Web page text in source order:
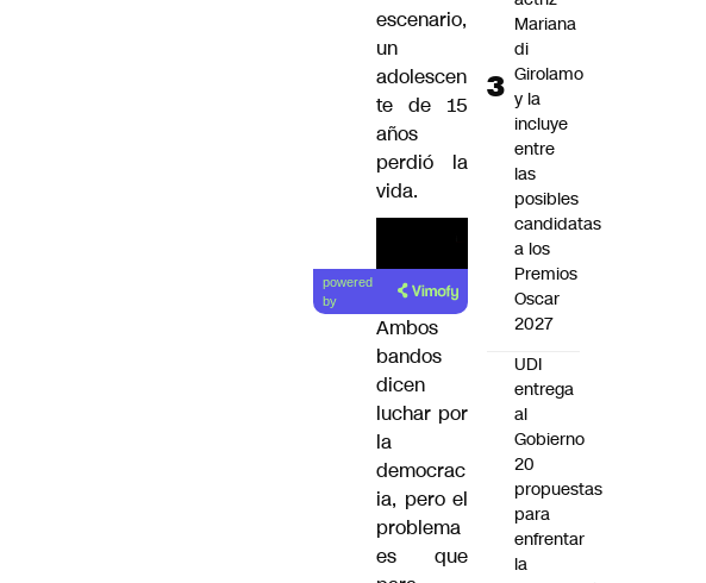
escenario,
un
adolescen
te de 15
años
perdió la
vida.
Lea el
artículo
powered
by
Ambos
bandos
dicen
luchar por
la
democrac
ia, pero el
problema
es que
Mariana
di
Girolamo
y la
incluye
entre
las
posibles
candidatas
a los
Premios
Oscar
2027
UDI
entrega
al
Gobierno
20
propuestas
para
enfrentar
la